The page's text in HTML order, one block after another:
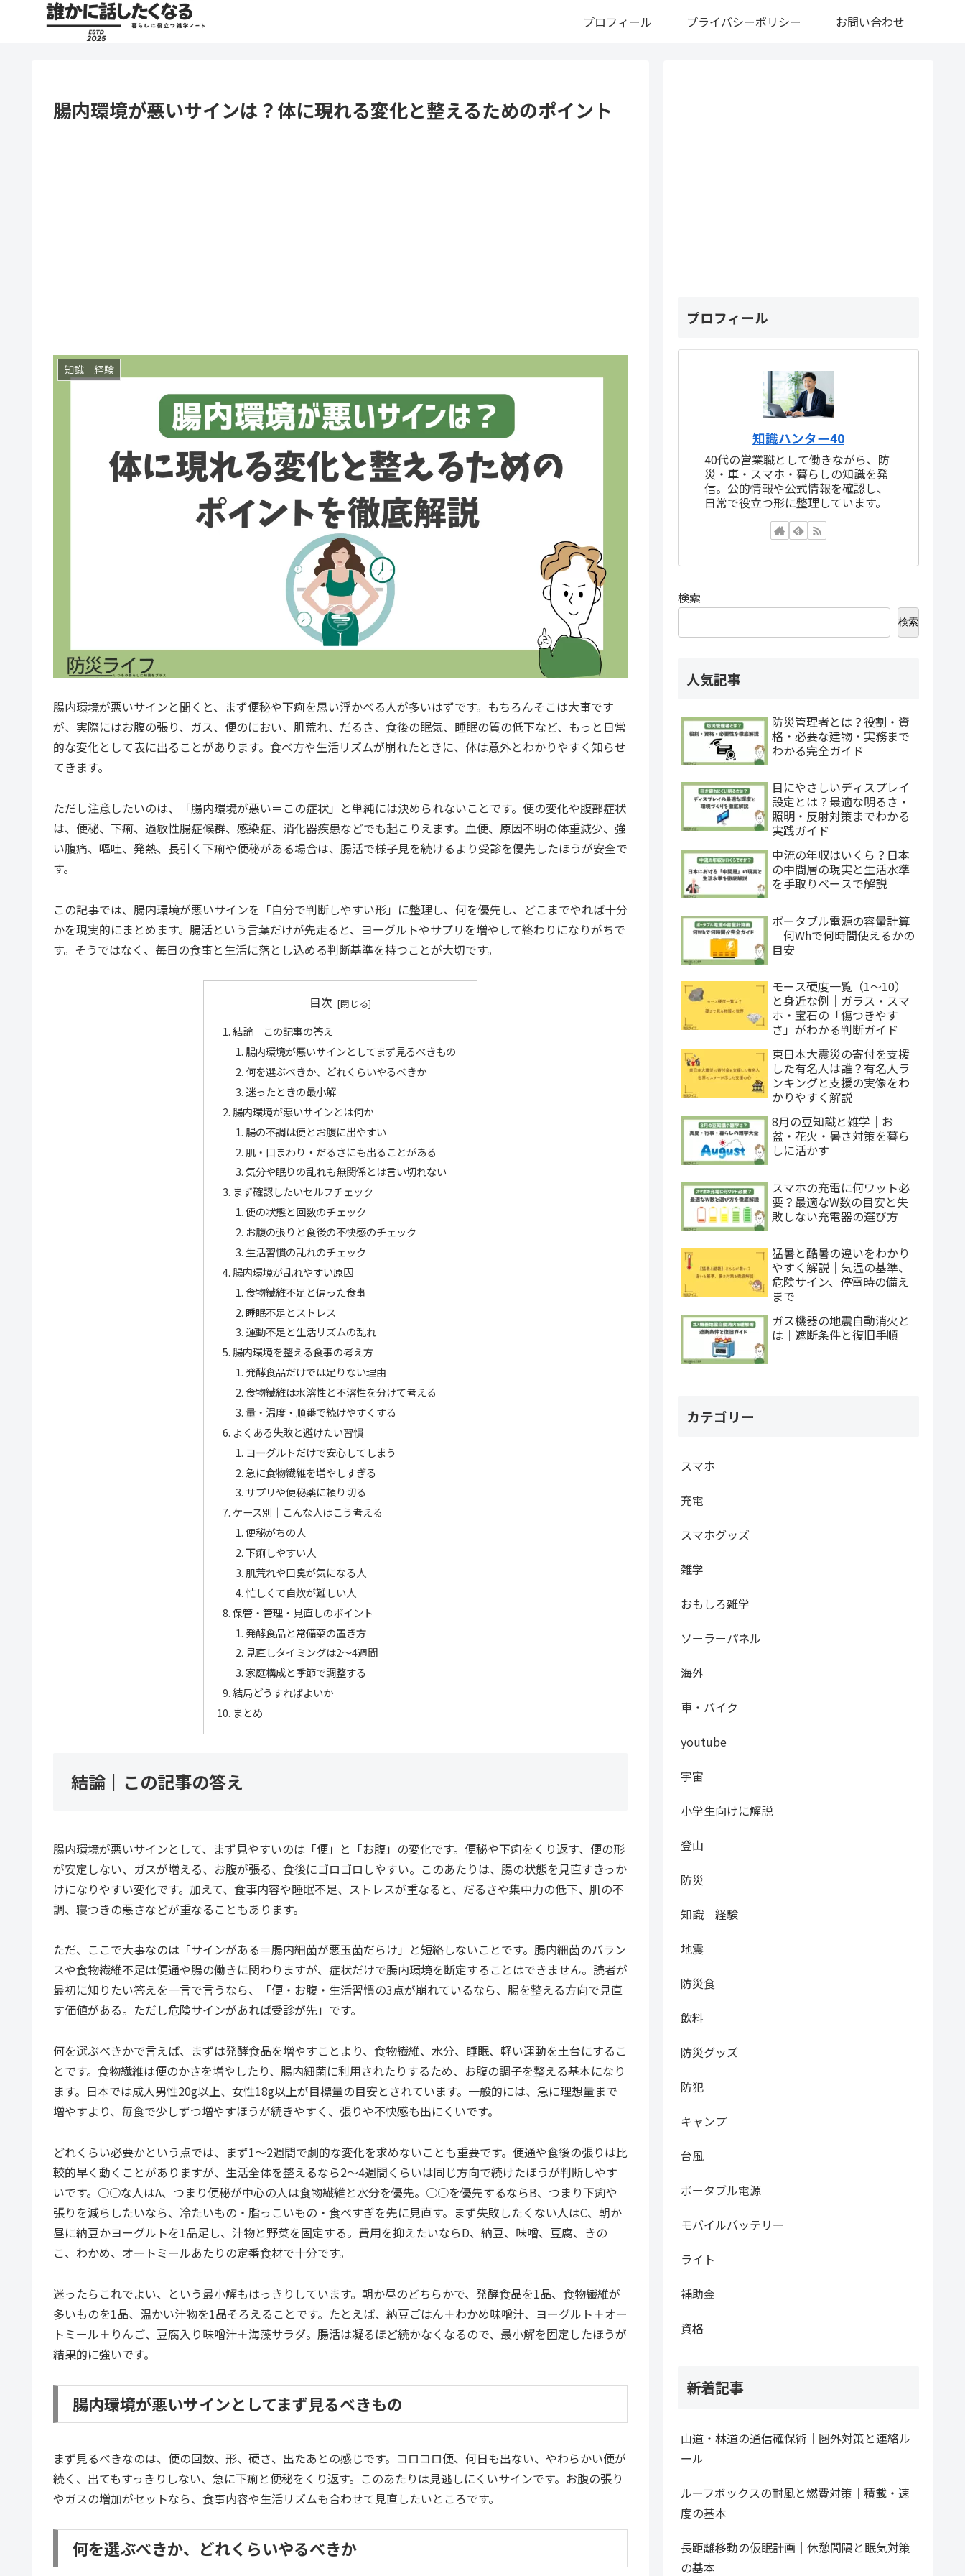
プロフィール プライバシーポリシー お問い合わせ
腸内環境が悪いサインは？体に現れる変化と整えるためのポイント
知識 経験
腸内環境が悪いサインと聞くと、まず便秘や下痢を思い浮かべる人が多いはずです。もちろんそこは大事です
が、実際にはお腹の張り、ガス、便のにおい、肌荒れ、だるさ、食後の眠気、睡眠の質の低下など、もっと日常
的な変化として表に出ることがあります。食べ方や生活リズムが崩れたときに、体は意外とわかりやすく知らせ
てきます。
ただし注意したいのは、「腸内環境が悪い＝この症状」と単純には決められないことです。便の変化や腹部症状
は、便秘、下痢、過敏性腸症候群、感染症、消化器疾患などでも起こりえます。血便、原因不明の体重減少、強
い腹痛、嘔吐、発熱、長引く下痢や便秘がある場合は、腸活で様子見を続けるより受診を優先したほうが安全で
す。
この記事では、腸内環境が悪いサインを「自分で判断しやすい形」に整理し、何を優先し、どこまでやれば十分
かを現実的にまとめます。腸活という言葉だけが先走ると、ヨーグルトやサプリを増やして終わりになりがちで
す。そうではなく、毎日の食事と生活に落とし込める判断基準を持つことが大切です。
目次
結論｜この記事の答え
腸内環境が悪いサインとしてまず見るべきもの
何を選ぶべきか、どれくらいやるべきか
迷ったときの最小解
腸内環境が悪いサインとは何か
腸の不調は便とお腹に出やすい
肌・口まわり・だるさにも出ることがある
気分や眠りの乱れも無関係とは言い切れない
まず確認したいセルフチェック
便の状態と回数のチェック
お腹の張りと食後の不快感のチェック
生活習慣の乱れのチェック
腸内環境が乱れやすい原因
食物繊維不足と偏った食事
睡眠不足とストレス
運動不足と生活リズムの乱れ
腸内環境を整える食事の考え方
発酵食品だけでは足りない理由
食物繊維は水溶性と不溶性を分けて考える
量・温度・順番で続けやすくする
よくある失敗と避けたい習慣
ヨーグルトだけで安心してしまう
急に食物繊維を増やしすぎる
サプリや便秘薬に頼り切る
ケース別｜こんな人はこう考える
便秘がちの人
下痢しやすい人
肌荒れや口臭が気になる人
忙しくて自炊が難しい人
保管・管理・見直しのポイント
発酵食品と常備菜の置き方
見直しタイミングは2〜4週間
家庭構成と季節で調整する
結局どうすればよいか
まとめ
結論｜この記事の答え
腸内環境が悪いサインとして、まず見やすいのは「便」と「お腹」の変化です。便秘や下痢をくり返す、便の形
が安定しない、ガスが増える、お腹が張る、食後にゴロゴロしやすい。このあたりは、腸の状態を見直すきっか
けになりやすい変化です。加えて、食事内容や睡眠不足、ストレスが重なると、だるさや集中力の低下、肌の不
調、寝つきの悪さなどが重なることもあります。
ただ、ここで大事なのは「サインがある＝腸内細菌が悪玉菌だらけ」と短絡しないことです。腸内細菌のバラン
スや食物繊維不足は便通や腸の働きに関わりますが、症状だけで腸内環境を断定することはできません。読者が
最初に知りたい答えを一言で言うなら、「便・お腹・生活習慣の3点が崩れているなら、腸を整える方向で見直
す価値がある。ただし危険サインがあれば受診が先」です。
何を選ぶべきかで言えば、まずは発酵食品を増やすことより、食物繊維、水分、睡眠、軽い運動を土台にするこ
とです。食物繊維は便のかさを増やしたり、腸内細菌に利用されたりするため、お腹の調子を整える基本になり
ます。日本では成人男性20g以上、女性18g以上が目標量の目安とされています。一般的には、急に理想量まで
増やすより、毎食で少しずつ増やすほうが続きやすく、張りや不快感も出にくいです。
どれくらい必要かという点では、まず1〜2週間で劇的な変化を求めないことも重要です。便通や食後の張りは比
較的早く動くことがありますが、生活全体を整えるなら2〜4週間くらいは同じ方向で続けたほうが判断しやす
いです。○○な人はA、つまり便秘が中心の人は食物繊維と水分を優先。○○を優先するならB、つまり下痢や
張りを減らしたいなら、冷たいもの・脂っこいもの・食べすぎを先に見直す。まず失敗したくない人はC、朝か
昼に納豆かヨーグルトを1品足し、汁物と野菜を固定する。費用を抑えたいならD、納豆、味噌、豆腐、きの
こ、わかめ、オートミールあたりの定番食材で十分です。
迷ったらこれでよい、という最小解もはっきりしています。朝か昼のどちらかで、発酵食品を1品、食物繊維が
多いものを1品、温かい汁物を1品そろえることです。たとえば、納豆ごはん＋わかめ味噌汁、ヨーグルト＋オー
トミール＋りんご、豆腐入り味噌汁＋海藻サラダ。腸活は凝るほど続かなくなるので、最小解を固定したほうが
結果的に強いです。
腸内環境が悪いサインとしてまず見るべきもの
まず見るべきなのは、便の回数、形、硬さ、出たあとの感じです。コロコロ便、何日も出ない、やわらかい便が
続く、出てもすっきりしない、急に下痢と便秘をくり返す。このあたりは見逃しにくいサインです。お腹の張り
やガスの増加がセットなら、食事内容や生活リズムも合わせて見直したいところです。
何を選ぶべきか、どれくらいやるべきか
プロフィール
知識ハンター40
40代の営業職として働きながら、防
災・車・スマホ・暮らしの知識を発
信。公的情報や公式情報を確認し、
日常で役立つ形に整理しています。
検索
検索
人気記事
防災管理者とは？役割・資
格・必要な建物・実務まで
わかる完全ガイド
目にやさしいディスプレイ
設定とは？最適な明るさ・
照明・反射対策までわかる
実践ガイド
中流の年収はいくら？日本
の中間層の現実と生活水準
を手取りベースで解説
ポータブル電源の容量計算
｜何Whで何時間使えるかの
目安
モース硬度一覧（1〜10）
と身近な例｜ガラス・スマ
ホ・宝石の「傷つきやす
さ」がわかる判断ガイド
東日本大震災の寄付を支援
した有名人は誰？有名人ラ
ンキングと支援の実像をわ
かりやすく解説
8月の豆知識と雑学｜お
盆・花火・暑さ対策を暮ら
しに活かす
スマホの充電に何ワット必
要？最適なW数の目安と失
敗しない充電器の選び方
猛暑と酷暑の違いをわかり
やすく解説｜気温の基準、
危険サイン、停電時の備え
まで
ガス機器の地震自動消火と
は｜遮断条件と復旧手順
カテゴリー
スマホ
充電
スマホグッズ
雑学
おもしろ雑学
ソーラーパネル
海外
車・バイク
youtube
宇宙
小学生向けに解説
登山
防災
知識 経験
地震
防災食
飲料
防災グッズ
防犯
キャンプ
台風
ボータブル電源
モバイルバッテリー
ライト
補助金
資格
新着記事
山道・林道の通信確保術｜圏外対策と連絡ル
ール
ルーフボックスの耐風と燃費対策｜積載・速
度の基本
長距離移動の仮眠計画｜休憩間隔と眠気対策
の基本